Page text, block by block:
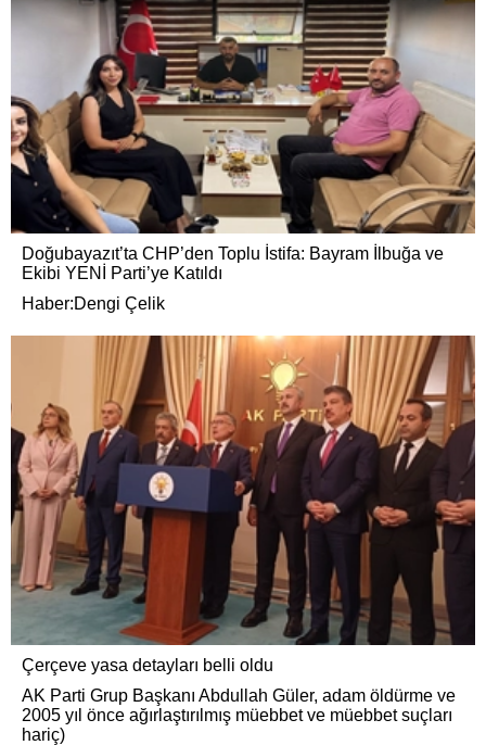
Doğubayazıt’ta CHP’den Toplu İstifa: Bayram İlbuğa ve
Ekibi YENİ Parti’ye Katıldı
Haber:Dengi Çelik
Çerçeve yasa detayları belli oldu
AK Parti Grup Başkanı Abdullah Güler, adam öldürme ve
2005 yıl önce ağırlaştırılmış müebbet ve müebbet suçları
hariç)